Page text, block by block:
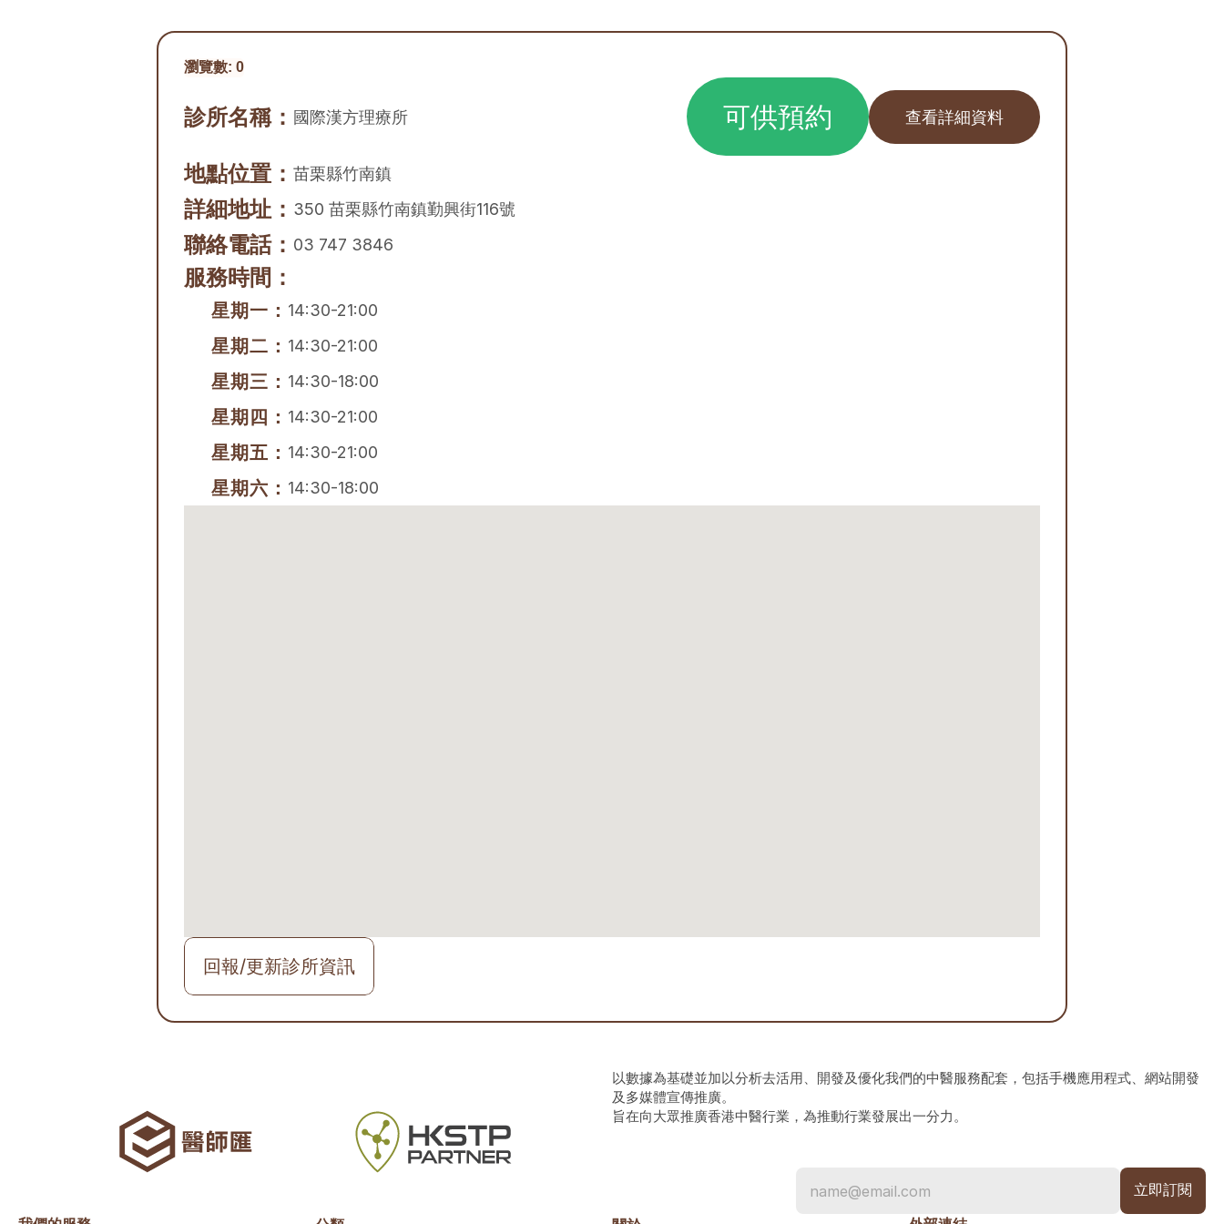
瀏覽數: 0
診所名稱： 國際漢方理療所 可供預約 查看詳細資料
地點位置： 苗栗縣竹南鎮
詳細地址： 350 苗栗縣竹南鎮勤興街116號
聯絡電話： 03 747 3846
服務時間：
星期一： 14:30-21:00
星期二： 14:30-21:00
星期三： 14:30-18:00
星期四： 14:30-21:00
星期五： 14:30-21:00
星期六： 14:30-18:00
回報/更新診所資訊
以數據為基礎並加以分析去活用、開發及優化我們的中醫服務配套，包括手機應用程式、網站開發
及多媒體宣傳推廣。
旨在向大眾推廣香港中醫行業，為推動行業發展出一分力。